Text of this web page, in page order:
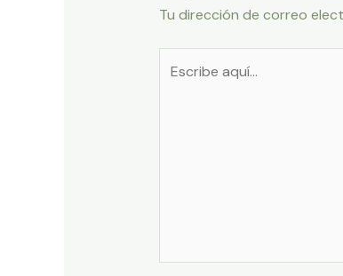
Tu dirección de correo
aquí...